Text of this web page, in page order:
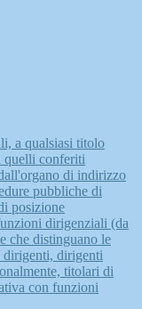
a qualsiasi titolo
conferiti
di indirizzo
pubbliche di
posizione
dirigenziali (da
che distinguano le
dirigenti, dirigenti
titolari di
con funzioni